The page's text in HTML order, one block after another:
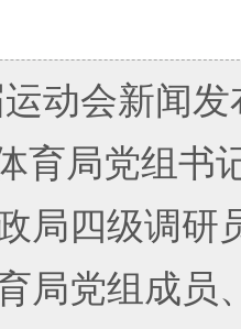
动会新闻发
育局党组书
级调研员(
组成员、